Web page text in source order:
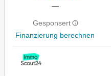
—
Gesponsert
Finanzierung berechnen